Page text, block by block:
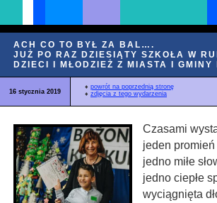
ACH CO TO BYŁ ZA BAL….
JUŻ PO RAZ DZIESIĄTY SZKOŁA W
DZIECI I MŁODZIEŻ Z MIASTA I GMINY
16 stycznia 2019
♦ powrót na poprzednią stronę
♦ zdjęcia z tego wydarzenia
Czasami
jeden promień
jedno miłe
jedno ciepłe
wyciągnięta